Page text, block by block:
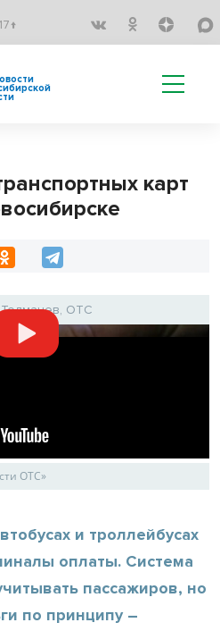
карт
ОТС
ОТС»
и троллейбусах
оплаты. Система
пассажиров, но
по принципу –